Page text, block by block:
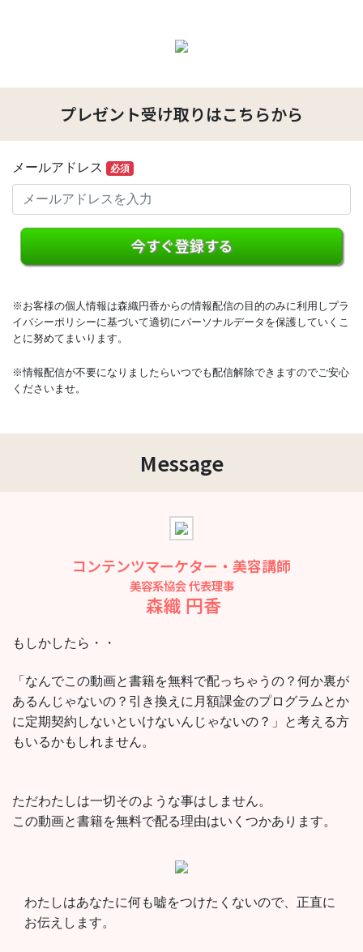
プレゼント受け取りはこちらから
メールアドレス 必須
今すぐ登録する
※お客様の個人情報は森織円香からの情報配信の目的のみに利用しプラ
イバシーポリシーに基づいて適切にパーソナルデータを保護していくこ
とに努めてまいります。
※情報配信が不要になりましたらいつでも配信解除できますのでご安心
くださいませ。
Message
コンテンツマーケター・美容講師
美容系協会 代表理事
森織 円香
もしかしたら・・
「なんでこの動画と書籍を無料で配っちゃうの？何か裏が
あるんじゃないの？引き換えに月額課金のプログラムとか
に定期契約しないといけないんじゃないの？」と考える方
もいるかもしれません。
ただわたしは一切そのような事はしません。
この動画と書籍を無料で配る理由はいくつかあります。
わたしはあなたに何も嘘をつけたくないので、正直に
お伝えします。